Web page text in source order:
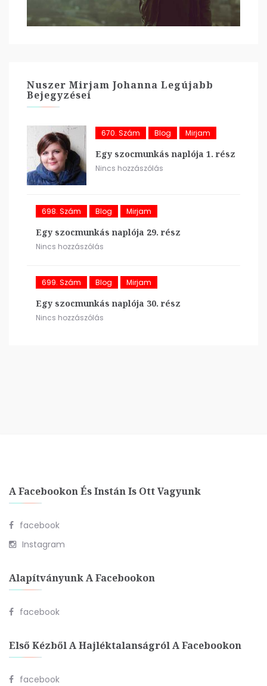
Nuszer Mirjam Johanna Legújabb
Bejegyzései
670. Szám Blog Mirjam
Egy szocmunkás naplója 1. rész
Nincs hozzászólás
698. Szám Blog Mirjam
Egy szocmunkás naplója 29. rész
Nincs hozzászólás
699. Szám Blog Mirjam
Egy szocmunkás naplója 30. rész
Nincs hozzászólás
A Facebookon És Instán Is Ott Vagyunk
facebook
Instagram
Alapítványunk A Facebookon
facebook
Első Kézből A Hajléktalanságról A Facebookon
facebook